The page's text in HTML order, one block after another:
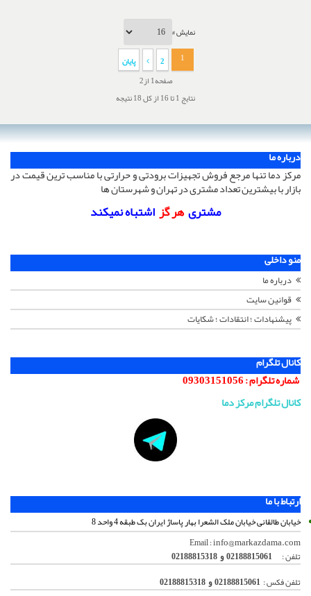
نمایش #
1
2
پایان
صفحه1 از2
نتایج 1 تا 16 از کل 18 نتیجه
درباره ما
مرکز دما تنها مرجع فروش تجهیزات برودتی و حرارتی با مناسب ترین قیمت در
بازار با بیشترین تعداد مشتری در تهران و شهرستان ها
مشتریهر گزاشتباه نمیکند
منو داخلی
درباره ما
قوانین سایت
پیشنهادات ؛ انتقادات ؛ شکایات
کانال تلگرام
شماره تلگرام :09303151056
کانال تلگرام مرکز دما
ارتباط با ما
خیابان طالقانی خیابان ملک الشعرا بهار پاساژ ایران بک طبقه 4 واحد 8
Email :info@markazdama.com
تلفن :
02188815061 و 02188815318
تلفن فکس : 02188815061 و 02188815318